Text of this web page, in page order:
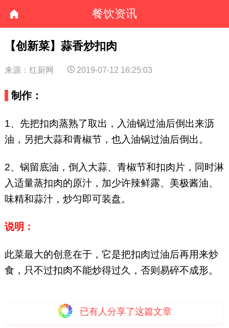
餐饮资讯
【创新菜】蒜香炒扣肉
来源：红厨网 2019-07-12 16:25:03
制作：
1、先把扣肉蒸熟了取出，入油锅过油后倒出来沥
油，另把大蒜和青椒节，也入油锅过油后倒出。
2、锅留底油，倒入大蒜、青椒节和扣肉片，同时淋
入适量蒸扣肉的原汁，加少许辣鲜露、美极酱油、
味精和蒜汁，炒匀即可装盘。
说明：
此菜最大的创意在于，它是把扣肉过油后再用来炒
食，只不过扣肉不能炒得过久，否则易碎不成形。
已有人分享了这篇文章